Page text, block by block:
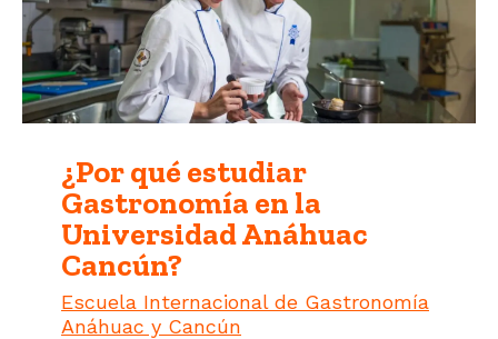
¿Por qué estudiar
Gastronomía en la
Universidad Anáhuac
Cancún?
Escuela Internacional de Gastronomía
Anáhuac y Cancún